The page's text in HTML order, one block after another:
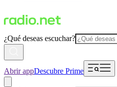
¿Qué deseas escuchar?
Abrir appDescubre Prime